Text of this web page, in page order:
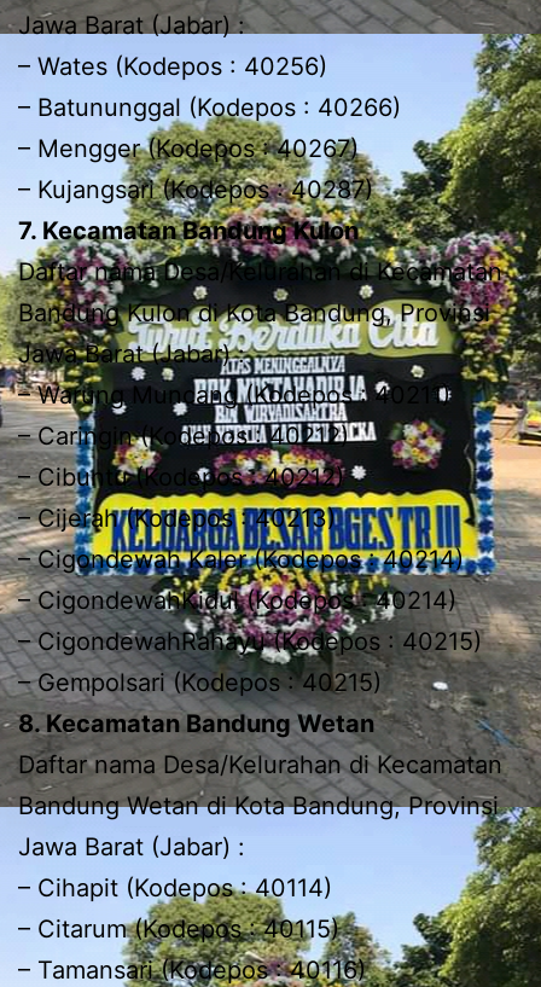
Jawa Barat (Jabar) :
– Wates (Kodepos : 40256)
– Batununggal (Kodepos : 40266)
– Mengger (Kodepos : 40267)
– Kujangsari (Kodepos : 40287)
7. Kecamatan Bandung Kulon
Daftar nama Desa/Kelurahan di Kecamatan
Bandung Kulon di Kota Bandung, Provinsi
Jawa Barat (Jabar) :
– Warung Muncang (Kodepos : 40211)
– Caringin (Kodepos : 40212)
– Cibuntu (Kodepos : 40212)
– Cijerah (Kodepos : 40213)
– Cigondewah Kaler (Kodepos : 40214)
– CigondewahKidul (Kodepos : 40214)
– CigondewahRahayu (Kodepos : 40215)
– Gempolsari (Kodepos : 40215)
8. Kecamatan Bandung Wetan
Daftar nama Desa/Kelurahan di Kecamatan
Bandung Wetan di Kota Bandung, Provinsi
Jawa Barat (Jabar) :
– Cihapit (Kodepos : 40114)
– Citarum (Kodepos : 40115)
– Tamansari (Kodepos : 40116)